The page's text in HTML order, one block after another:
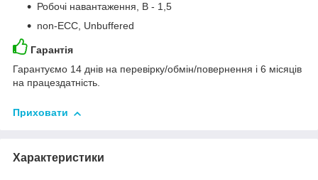
Робочі навантаження, В - 1,5
non-ECC, Unbuffered
Гарантія
Гарантуємо 14 днів на перевірку/обмін/повернення і 6 місяців
на працездатність.
Приховати
Характеристики